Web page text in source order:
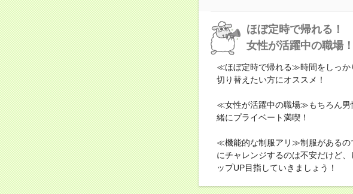
ほぼ定時で帰れる！
女性が活躍中の職場！
≪ほぼ定時で帰れる≫時間をしっか
切り替えたい方にオススメ！
≪女性が活躍中の職場≫もちろん
緒にプライベート満喫！
≪機能的な制服アリ≫制服があるの
にチャレンジするのは不安だけど
ップUP目指していきましょう！